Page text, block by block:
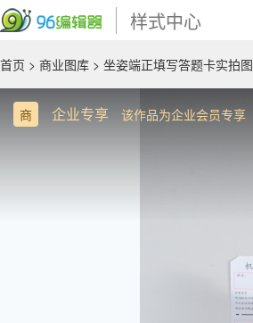
样式中心
首页 > 商业图库 > 坐姿端正填写答题卡实拍图
商 企业专享 该作品为企业会员专享